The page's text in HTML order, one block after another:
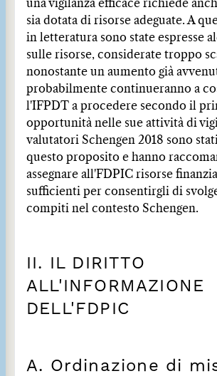
una vigilanza efficace richiede
sia dotata di risorse adeguate. A
in letteratura sono state espresse
sulle risorse, considerate troppo
nonostante un aumento già
probabilmente continueranno a
l'IFPDT a procedere secondo il
opportunità nelle sue attività di
valutatori Schengen 2018 sono
questo proposito e hanno
assegnare all'FDPIC risorse
sufficienti per consentirgli di
compiti nel contesto Schengen.
II. IL DIRITTO
ALL'INFORMAZIONE
DELL'FDPIC
A. Ordinazione di